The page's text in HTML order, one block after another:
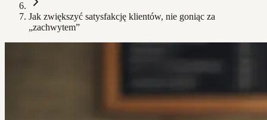
Jak zwiększyć satysfakcję klientów, nie goniąc za
„zachwytem”